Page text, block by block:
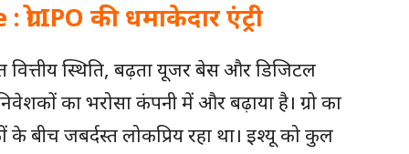
IPO की धमाकेदार एंट्री
वित्तीय स्थिति, बढ़ता यूजर बेस और डिजिटल
का भरोसा कंपनी में और बढ़ाया है। ग्रो का
जबर्दस्त लोकप्रिय रहा था। इश्यू को कुल